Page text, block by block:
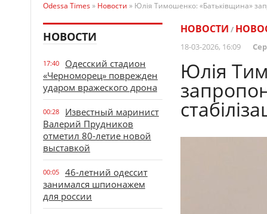
Odessa Times» Новости » Юлія Тимошенко: «Батьківщина»
НОВОСТИ
17:40
Одесский стадион
«Черноморец» поврежден
ударом вражеского дрона
00:28
Известный маринист
Валерий Прудников
отметил 80-летие новой
выставкой
00:05
46-летний одессит
занимался шпионажем
для россии
НОВОСТИ /
18-03-2026, 16:09
Юлія